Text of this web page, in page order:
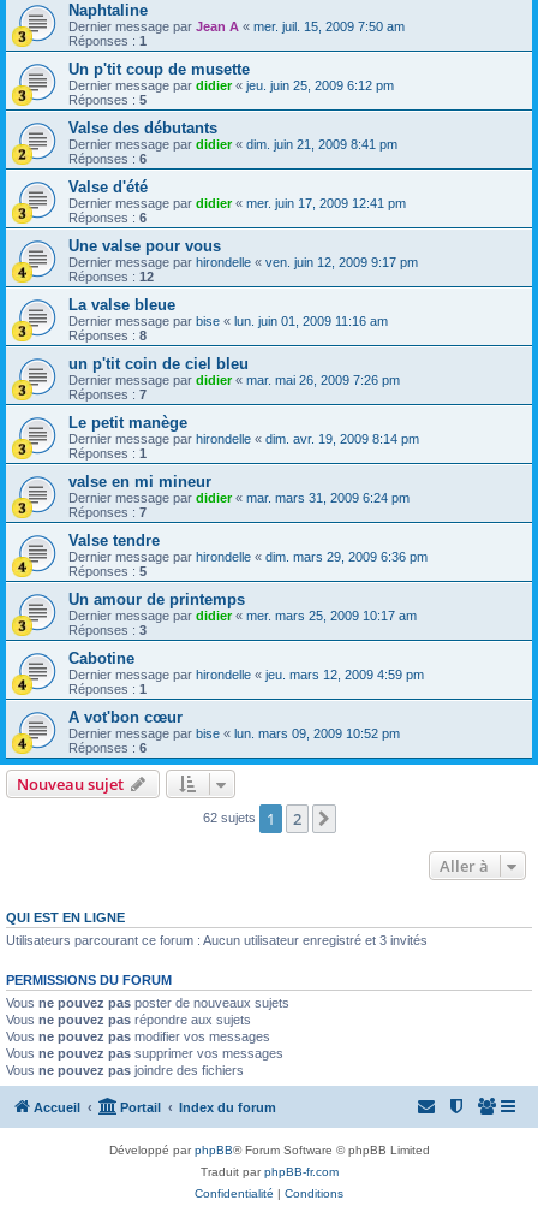
Naphtaline
Dernier message par Jean A « mer. juil. 15, 2009 7:50 am
Réponses : 1
Un p'tit coup de musette
Dernier message par didier« jeu. juin 25, 2009 6:12 pm
Réponses : 5
Valse des débutants
Dernier message par didier« dim. juin 21, 2009 8:41 pm
Réponses : 6
Valse d'été
Dernier message par didier« mer. juin 17, 2009 12:41 pm
Réponses : 6
Une valse pour vous
Dernier message par hirondelle « ven. juin 12, 2009 9:17 pm
Réponses : 12
La valse bleue
Dernier message par bise « lun. juin 01, 2009 11:16 am
Réponses : 8
un p'tit coin de ciel bleu
Dernier message par didier« mar. mai 26, 2009 7:26 pm
Réponses : 7
Le petit manège
Dernier message par hirondelle « dim. avr. 19, 2009 8:14 pm
Réponses : 1
valse en mi mineur
Dernier message par didier« mar. mars 31, 2009 6:24 pm
Réponses : 7
Valse tendre
Dernier message par hirondelle « dim. mars 29, 2009 6:36 pm
Réponses : 5
Un amour de printemps
Dernier message par didier« mer. mars 25, 2009 10:17 am
Réponses : 3
Cabotine
Dernier message par hirondelle « jeu. mars 12, 2009 4:59 pm
Réponses : 1
A vot'bon cœur
Dernier message par bise « lun. mars 09, 2009 10:52 pm
Réponses : 6
Nouveau sujet
62 sujets 1 2
Aller à
QUI EST EN LIGNE
Utilisateurs parcourant ce forum : Aucun utilisateur enregistré et 3 invités
PERMISSIONS DU FORUM
Vous ne pouvez pas poster de nouveaux sujets
Vous ne pouvez pas répondre aux sujets
Vous ne pouvez pas modifier vos messages
Vous ne pouvez pas supprimer vos messages
Vous ne pouvez pas joindre des fichiers
Accueil Portail Index du forum
Développé parphpBB® Forum Software © phpBB Limited
Traduit parphpBB-fr.com
Confidentialité | Conditions